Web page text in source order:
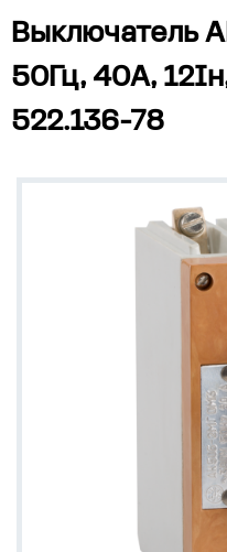
Выключатель
50Гц, 40А,
522.136-78